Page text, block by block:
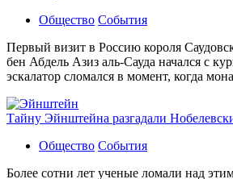
Общество События
Первый визит в Россию короля
бен Абдель Азиз аль-Сауда начался с
эскалатор сломался в момент, когда
Тайну Эйнштейна разгадали
Общество События
Более сотни лет ученые ломали над